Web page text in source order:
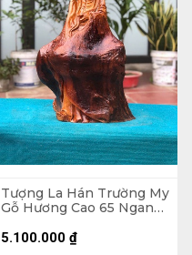
Tượng La Hán Trường My
Gỗ Hương Cao 65 Ngang
5.100.000 ₫